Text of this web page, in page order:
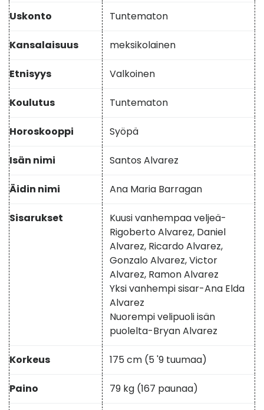
Uskonto Tuntematon
Kansalaisuus meksikolainen
Etnisyys Valkoinen
Koulutus Tuntematon
Horoskooppi Syöpä
Isän nimi Santos Alvarez
Äidin nimi Ana Maria Barragan
Sisarukset
Kuusi vanhempaa veljeä-
Rigoberto Alvarez, Daniel
Alvarez, Ricardo Alvarez,
Gonzalo Alvarez, Victor
Alvarez, Ramon Alvarez
Yksi vanhempi sisar-Ana Elda
Alvarez
Nuorempi velipuoli isän
puolelta-Bryan Alvarez
Korkeus 175 cm (5 '9 tuumaa)
Paino 79 kg (167 paunaa)